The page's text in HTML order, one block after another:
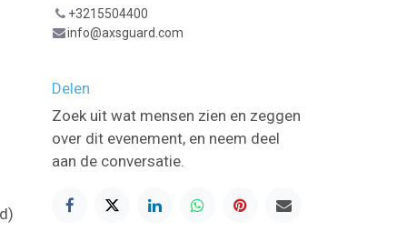
+3215504400
info@axsguard.com
Delen
Zoek uit wat mensen zien en zeggen
over dit evenement, en neem deel
aan de conversatie.